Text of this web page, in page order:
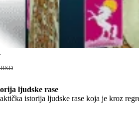
RSD
ljudske rase
istorija ljudske rase koja je kroz